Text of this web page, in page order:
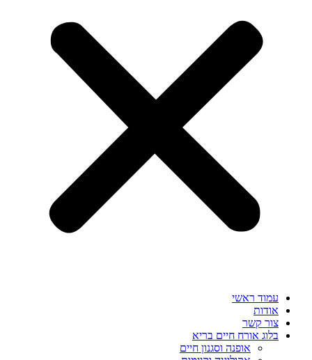
עמוד ראשי
אודות
צור קשר
בלוג אורח חיים בריא
אופנה וסגנון חיים